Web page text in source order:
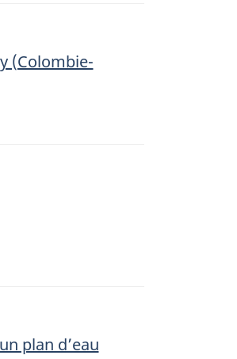
(Colombie-
plan d’eau